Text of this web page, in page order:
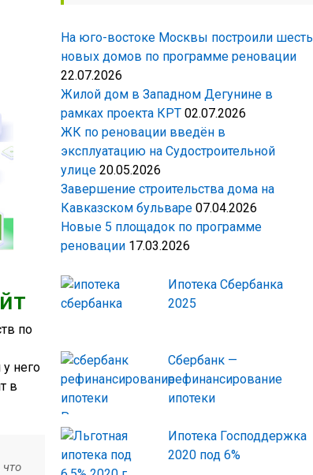
по
него
в
На юго-востоке Москвы построили шесть
новых домов по программе реновации
22.07.2026
Жилой дом в Западном Дегунине в
рамках проекта КРТ 02.07.2026
ЖК по реновации введён в
эксплуатацию на Судостроительной
улице 20.05.2026
Завершение строительства дома на
Кавказском бульваре 07.04.2026
Новые 5 площадок по программе
реновации 17.03.2026
Ипотека Сбербанка
2025
Сбербанк —
рефинансирование
ипотеки
Ипотека Господдержка
2020 под 6%